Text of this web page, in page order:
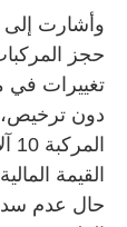
حجز
تغييرات في
دون ترخيص،
القيمة
حال عدم